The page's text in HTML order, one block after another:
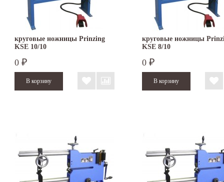
круговые ножницы Prinzing
KSE 10/10
0 ₽
круговые ножницы
KSE 8/10
0 ₽